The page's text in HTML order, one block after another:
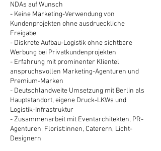
NDAs auf Wunsch
- Keine Marketing-Verwendung von
Kundenprojekten ohne ausdrueckliche
Freigabe
- Diskrete Aufbau-Logistik ohne sichtbare
Werbung bei Privatkundenprojekten
- Erfahrung mit prominenter Klientel,
anspruchsvollen Marketing-Agenturen und
Premium-Marken
- Deutschlandweite Umsetzung mit Berlin als
Hauptstandort, eigene Druck-LKWs und
Logistik-Infrastruktur
- Zusammenarbeit mit Eventarchitekten, PR-
Agenturen, Florist:innen, Caterern, Licht-
Designern